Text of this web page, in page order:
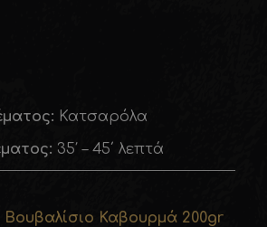
Κατσαρόλα
35′ – 45΄ λεπτά
Βουβαλίσιο Καβουρμά 200gr